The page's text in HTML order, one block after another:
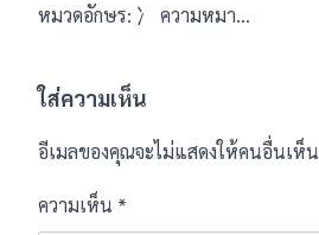
หมวดอักษร: 冫 ความหมา…
ใส่ความเห็น
อีเมลของคุณจะไม่แสดงให้คนอื่นเห็น
ความเห็น *